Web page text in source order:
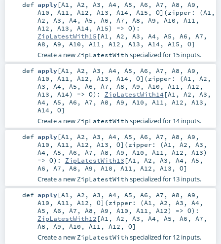
def apply[A1 , A2 , A3 , A4 , A5 , A6 , A7 , A8 , A9 ,
A10 , A11 , A12 , A13 , A14 , A15 , O] (zipper: (A1 ,
A2 , A3 , A4 , A5 , A6 , A7 , A8 , A9 , A10 , A11 ,
A12 , A13 , A14 , A15) => O) :
ZipLatestWith15 [A1 , A2 , A3 , A4 , A5 , A6 , A7 ,
A8 , A9 , A10 , A11 , A12 , A13 , A14 , A15 , O]
Create a new ZipLatestWith specialized for 15 inputs.
def apply[A1 , A2 , A3 , A4 , A5 , A6 , A7 , A8 , A9 ,
A10 , A11 , A12 , A13 , A14 , O] (zipper: (A1 , A2 ,
A3 , A4 , A5 , A6 , A7 , A8 , A9 , A10 , A11 , A12 ,
A13 , A14) => O) : ZipLatestWith14 [A1 , A2 , A3 ,
A4 , A5 , A6 , A7 , A8 , A9 , A10 , A11 , A12 , A13 ,
A14 , O]
Create a newZipLatestWith specialized for 14 inputs.
def apply[A1 , A2 , A3 , A4 , A5 , A6 , A7 , A8 , A9 ,
A10 , A11 , A12 , A13 , O] (zipper: (A1 , A2 , A3 ,
A4 , A5 , A6 , A7 , A8 , A9 , A10 , A11 , A12 , A13)
=> O) : ZipLatestWith13 [A1 , A2 , A3 , A4 , A5 ,
A6 , A7 , A8 , A9 , A10 , A11 , A12 , A13 , O]
Create a newZipLatestWith specialized for 13 inputs.
def apply[A1 , A2 , A3 , A4 , A5 , A6 , A7 , A8 , A9 ,
A10 , A11 , A12 , O] (zipper: (A1 , A2 , A3 , A4 ,
A5 , A6 , A7 , A8 , A9 , A10 , A11 , A12) => O) :
ZipLatestWith12 [A1 , A2 , A3 , A4 , A5 , A6 , A7 ,
A8 , A9 , A10 , A11 , A12 , O]
Create a newZipLatestWith specialized for 12 inputs.